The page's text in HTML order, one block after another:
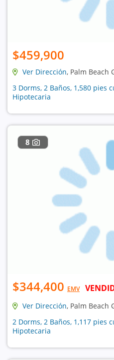
$459,900
Ver Dirección, Palm Beach
3 Dorms, 2 Baños, 1,580 pies
Hipotecaria
8
$344,400 EMV
Ver Dirección, Palm Beach
2 Dorms, 2 Baños, 1,117 pies
Hipotecaria